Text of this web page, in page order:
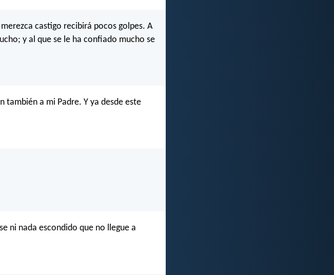
castigo recibirá pocos golpes. A
y al que se le ha confiado mucho se
también a mi Padre. Y ya desde este
ni nada escondido que no llegue a